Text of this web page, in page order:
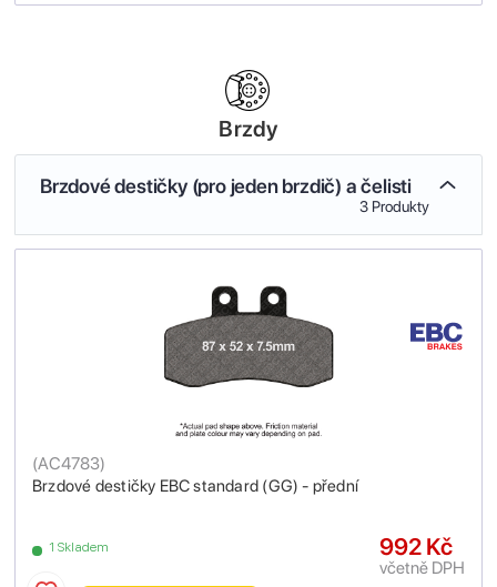
Brzdy
Brzdové destičky (pro jeden brzdič) a čelisti
3 Produkty
Brzdové destičky EBC standard (GG) - přední
(AC4783)
1 Skladem 992 Kč
včetně DPH